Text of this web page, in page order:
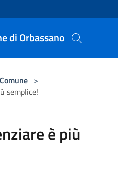
di Orbassano
Comune >
semplice!
è più